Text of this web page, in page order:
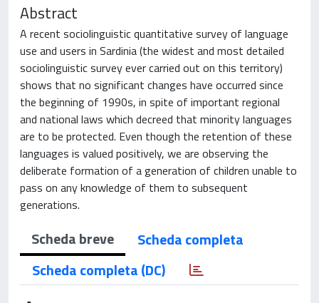
Abstract
A recent sociolinguistic quantitative survey of language
use and users in Sardinia (the widest and most detailed
sociolinguistic survey ever carried out on this territory)
shows that no significant changes have occurred since
the beginning of 1990s, in spite of important regional
and national laws which decreed that minority languages
are to be protected. Even though the retention of these
languages is valued positively, we are observing the
deliberate formation of a generation of children unable to
pass on any knowledge of them to subsequent
generations.
Scheda breve
Scheda completa
Scheda completa (DC)